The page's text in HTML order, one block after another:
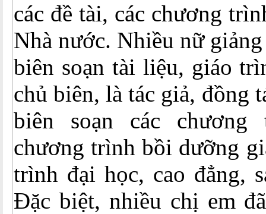
các đề tài, các chương
Nhà nước. Nhiều nữ
biên soạn tài liệu, giáo
chủ biên, là tác giả, đồng
biên soạn các
chương trình bồi dưỡng
trình đại học, cao đẳng,
Đặc biệt, nhiều chị em